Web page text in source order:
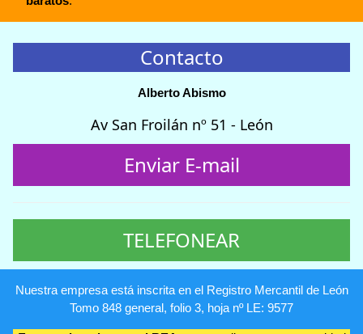
Contacto
Alberto Abismo
Av San Froilán nº 51 - León
Enviar E-mail
TELEFONEAR
Nuestra empresa está inscrita en el Registro Mercantil de León
Tomo 848 general, folio 3, hoja nº LE: 9577